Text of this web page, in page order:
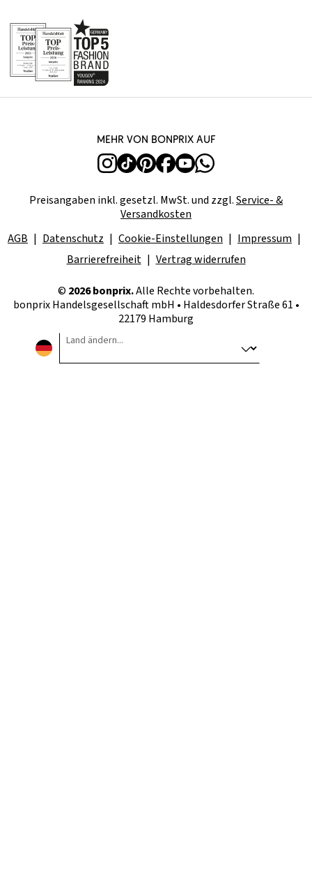
Mehr von bonprix auf
Preisangaben inkl. gesetzl. MwSt. und zzgl.Service- &
Versandkosten
AGB
Datenschutz Cookie-Einstellungen
Impressum
Barrierefreiheit
Vertrag widerrufen
© 2026 bonprix.Alle Rechte vorbehalten.
bonprix Handelsgesellschaft mbH • Haldesdorfer Straße 61 •
22179 Hamburg
Land ändern...